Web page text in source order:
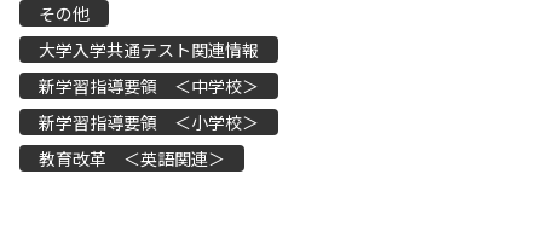
その他
大学入学共通テスト関連情報
新学習指導要領 ＜中学校＞
新学習指導要領 ＜小学校＞
教育改革 ＜英語関連＞